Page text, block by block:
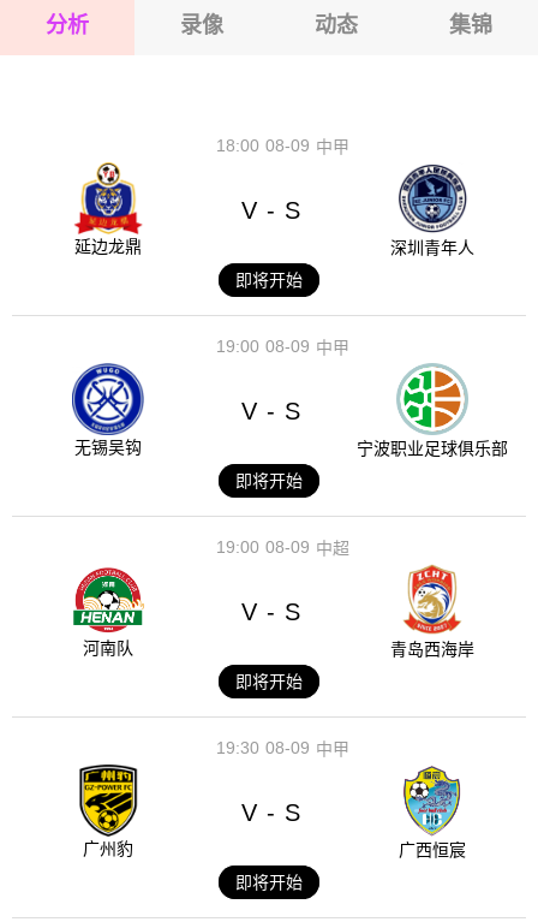
分析 录像 动态 集锦
08-09
18:00 中甲
延边龙鼎
V - S
深圳青年人
即将开始
08-09
19:00 中甲
无锡吴钩
V - S
宁波职业足球俱乐部
即将开始
08-09
19:00 中超
河南队
V - S
青岛西海岸
即将开始
08-09
19:30 中甲
广州豹
V - S
广西恒宸
即将开始